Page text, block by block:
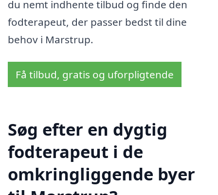
du nemt indhente tilbud og finde den
fodterapeut, der passer bedst til dine
behov i Marstrup.
Få tilbud, gratis og uforpligtende
Søg efter en dygtig
fodterapeut i de
omkringliggende byer